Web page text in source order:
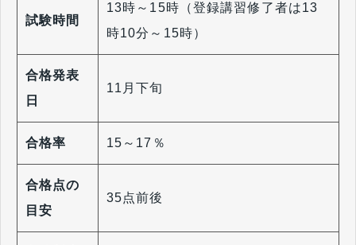
試験時間
13時～15時（登録講習修了者は13
時10分～15時）
合格発表
日
11月下旬
合格率 15～17％
合格点の
目安
35点前後